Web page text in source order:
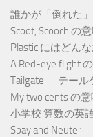
誰かが「倒れた
Scoot, Scooch の
Plastic にはどん
A Red-eye flight
Tailgate -- テール
My two cents の意
小学校 算数の英
Spay and Neuter